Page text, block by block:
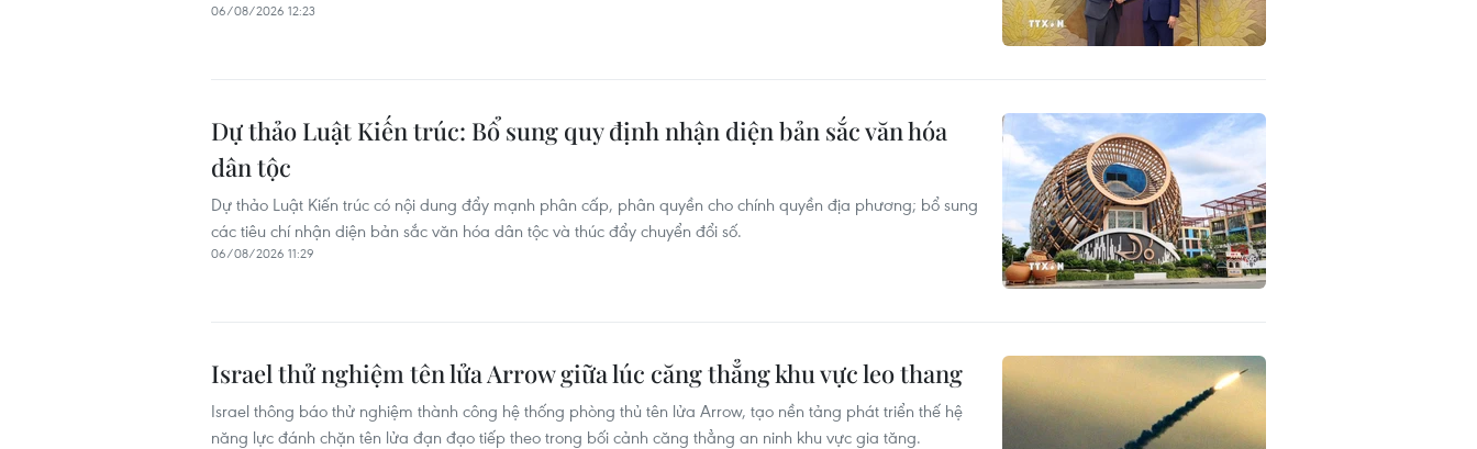
06/08/2026 12:23
Dự thảo Luật Kiến trúc: Bổ sung quy định nhận diện bản sắc văn hóa
dân tộc
Dự thảo Luật Kiến trúc có nội dung đẩy mạnh phân cấp, phân quyền cho chính quyền địa phương; bổ sung
các tiêu chí nhận diện bản sắc văn hóa dân tộc và thúc đẩy chuyển đổi số.
06/08/2026 11:29
Israel thử nghiệm tên lửa Arrow giữa lúc căng thẳng khu vực leo thang
Israel thông báo thử nghiệm thành công hệ thống phòng thủ tên lửa Arrow, tạo nền tảng phát triển thế hệ
năng lực đánh chặn tên lửa đạn đạo tiếp theo trong bối cảnh căng thẳng an ninh khu vực gia tăng.